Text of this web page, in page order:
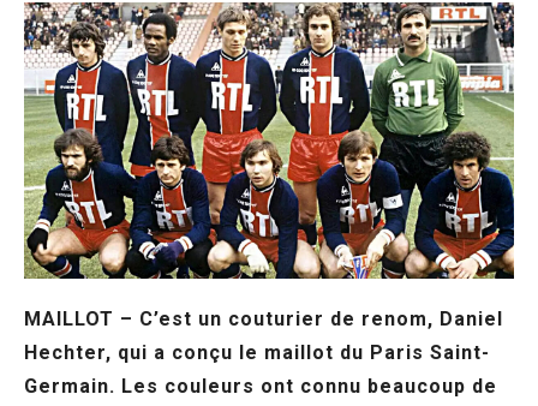
MAILLOT – C’est un couturier de renom, Daniel
Hechter, qui a conçu le maillot du Paris Saint-
Germain. Les couleurs ont connu beaucoup de